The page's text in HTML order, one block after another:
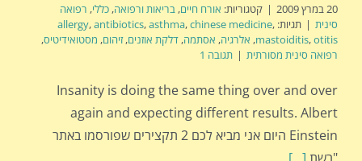
20 במרץ 2009 | קטגוריות: אורח חיים, בריאות ורפואה, כללי, רפואה
סינית | תגיות: allergy,antibiotics,asthma,chinese medicine,
mastoiditis,otitis
, אלרגיה, אסתמה, דלקת אוזנים,זיהום, מסטואידיטיס,
רפואה סינית מסורתית | תגובה 1
Insanity is doing the same thing over and over
again and expecting different results. Albert
Einstein היום אני מביא לכם 2 תקצירים שפורסמו באתר